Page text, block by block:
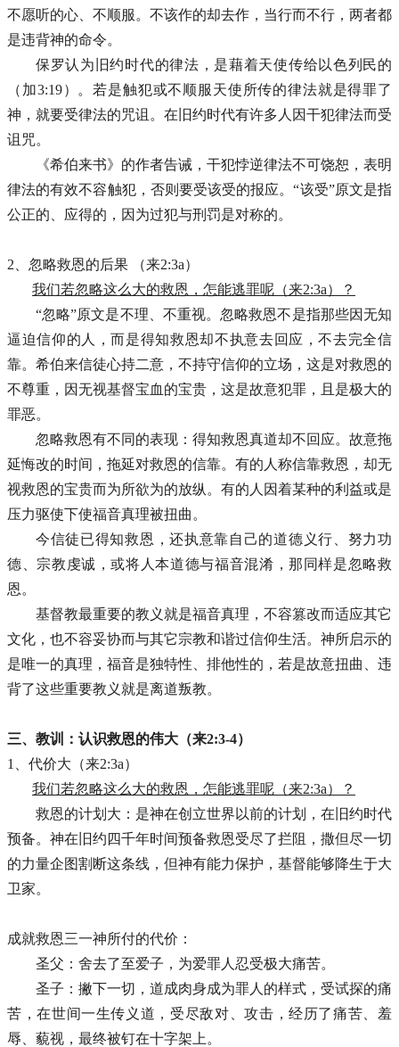
不愿听的心、不顺服。不该作的却去作，当行而不行，两者都
是违背神的命令。
保罗认为旧约时代的律法，是藉着天使传给以色列民的
（加3:19）。若是触犯或不顺服天使所传的律法就是得罪了
神，就要受律法的咒诅。在旧约时代有许多人因干犯律法而受
诅咒。
《希伯来书》的作者告诫，干犯悖逆律法不可饶恕，表明
律法的有效不容触犯，否则要受该受的报应。“该受”原文是指
公正的、应得的，因为过犯与刑罚是对称的。
2、忽略救恩的后果 （来2:3a）
我们若忽略这么大的救恩，怎能逃罪呢（来2:3a）？
“忽略”原文是不理、不重视。忽略救恩不是指那些因无知
逼迫信仰的人，而是得知救恩却不执意去回应，不去完全信
靠。希伯来信徒心持二意，不持守信仰的立场，这是对救恩的
不尊重，因无视基督宝血的宝贵，这是故意犯罪，且是极大的
罪恶。
忽略救恩有不同的表现：得知救恩真道却不回应。故意拖
延悔改的时间，拖延对救恩的信靠。有的人称信靠救恩，却无
视救恩的宝贵而为所欲为的放纵。有的人因着某种的利益或是
压力驱使下使福音真理被扭曲。
今信徒已得知救恩，还执意靠自己的道德义行、努力功
德、宗教虔诚，或将人本道德与福音混淆，那同样是忽略救
恩。
基督教最重要的教义就是福音真理，不容篡改而适应其它
文化，也不容妥协而与其它宗教和谐过信仰生活。神所启示的
是唯一的真理，福音是独特性、排他性的，若是故意扭曲、违
背了这些重要教义就是离道叛教。
三、教训：认识救恩的伟大（来2:3-4）
1、代价大（来2:3a）
我们若忽略这么大的救恩，怎能逃罪呢（来2:3a）？
救恩的计划大：是神在创立世界以前的计划，在旧约时代
预备。神在旧约四千年时间预备救恩受尽了拦阻，撒但尽一切
的力量企图割断这条线，但神有能力保护，基督能够降生于大
卫家。
成就救恩三一神所付的代价：
圣父：舍去了至爱子，为爱罪人忍受极大痛苦。
圣子：撇下一切，道成肉身成为罪人的样式，受试探的痛
苦，在世间一生传义道，受尽敌对、攻击，经历了痛苦、羞
辱、藐视，最终被钉在十字架上。